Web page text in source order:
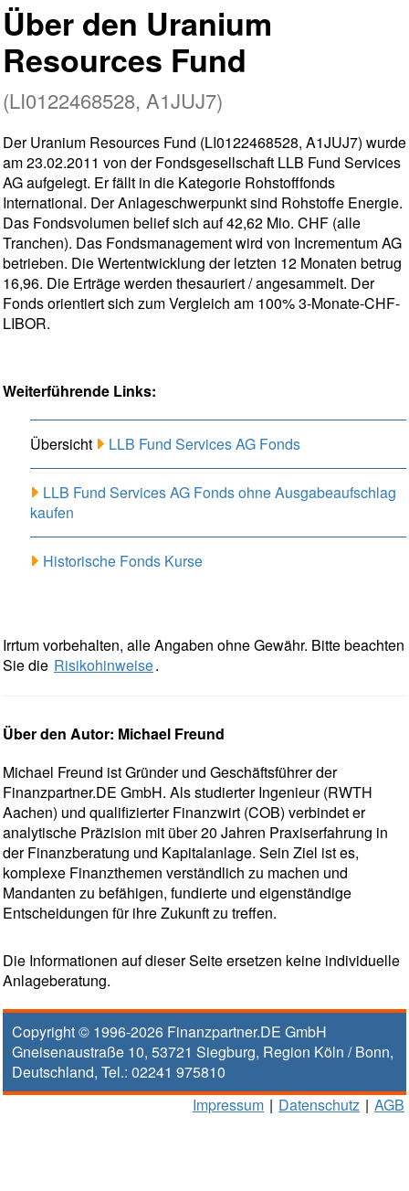
Über den Uranium
Resources Fund
(LI0122468528, A1JUJ7)
Der Uranium Resources Fund (LI0122468528, A1JUJ7) wurde
am 23.02.2011 von der Fondsgesellschaft LLB Fund Services
AG aufgelegt. Er fällt in die Kategorie Rohstofffonds
International. Der Anlageschwerpunkt sind Rohstoffe Energie.
Das Fondsvolumen belief sich auf 42,62 Mio. CHF (alle
Tranchen). Das Fondsmanagement wird von Incrementum AG
betrieben. Die Wertentwicklung der letzten 12 Monaten betrug
16,96. Die Erträge werden thesauriert / angesammelt. Der
Fonds orientiert sich zum Vergleich am 100% 3-Monate-CHF-
LIBOR.
Weiterführende Links:
Übersicht LLB Fund Services AG Fonds
LLB Fund Services AG Fonds ohne Ausgabeaufschlag
kaufen
Historische Fonds Kurse
Irrtum vorbehalten, alle Angaben ohne Gewähr. Bitte beachten
Sie die Risikohinweise.
Über den Autor: Michael Freund
Michael Freund ist Gründer und Geschäftsführer der
Finanzpartner.DE GmbH. Als studierter Ingenieur (RWTH
Aachen) und qualifizierter Finanzwirt (COB) verbindet er
analytische Präzision mit über 20 Jahren Praxiserfahrung in
der Finanzberatung und Kapitalanlage. Sein Ziel ist es,
komplexe Finanzthemen verständlich zu machen und
Mandanten zu befähigen, fundierte und eigenständige
Entscheidungen für ihre Zukunft zu treffen.
Die Informationen auf dieser Seite ersetzen keine individuelle
Anlageberatung.
Copyright © 1996-2026 Finanzpartner.DE GmbH
Gneisenaustraße 10, 53721 Siegburg, Region Köln / Bonn,
Deutschland, Tel.: 02241 975810
Impressum | Datenschutz | AGB